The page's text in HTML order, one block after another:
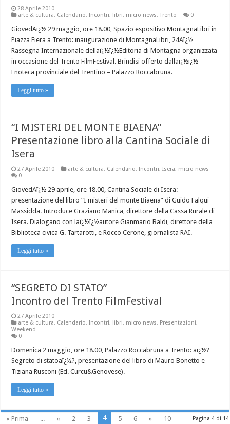
28 Aprile 2010
arte & cultura, Calendario,Incontri, libri, micro news,Trento 0
GiovedAï¿½ 29 maggio, ore 18.00, Spazio espositivo MontagnaLibri in
Piazza Fiera a Trento: inaugurazione di MontagnaLibri, 24Aï¿½
Rassegna Internazionale dellaï¿½ï¿½Editoria di Montagna organizzata
in occasione del Trento FilmFestival. Brindisi offerto dallaï¿½ï¿½
Enoteca provinciale del Trentino – Palazzo Roccabruna.
Leggi tutto »
“I MISTERI DEL MONTE BIAENA”
Presentazione libro alla Cantina Sociale di
Isera
27 Aprile 2010 arte & cultura, Calendario,Incontri,Isera, micro news
0
GiovedAï¿½ 29 aprile, ore 18.00, Cantina Sociale di Isera:
presentazione del libro “I misteri del monte Biaena” di Guido Falqui
Massidda. Introduce Graziano Manica, direttore della Cassa Rurale di
Isera. Dialogano con laï¿½ï¿½autore Gianmario Baldi, direttore della
Biblioteca civica G. Tartarotti, e Rocco Cerone, giornalista RAI.
Leggi tutto »
“SEGRETO DI STATO”
Incontro del Trento FilmFestival
27 Aprile 2010
arte & cultura, Calendario,Incontri, libri, micro news, Presentazioni,
Weekend
0
Domenica 2 maggio, ore 18.00, Palazzo Roccabruna a Trento: aï¿½?
Segreto di statoaï¿½?, presentazione del libro di Mauro Bonetto e
Tiziana Rusconi (Ed. Curcu&Genovese).
Leggi tutto »
Pagina 4 di 14
« Prima ... « 2 3 4 5 6 »
10